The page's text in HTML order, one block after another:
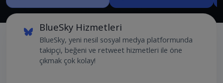
BlueSky Hizmetleri
BlueSky, yeni nesil sosyal medya platformunda
takipçi, beğeni ve retweet hizmetleri ile öne
çıkmak çok kolay!